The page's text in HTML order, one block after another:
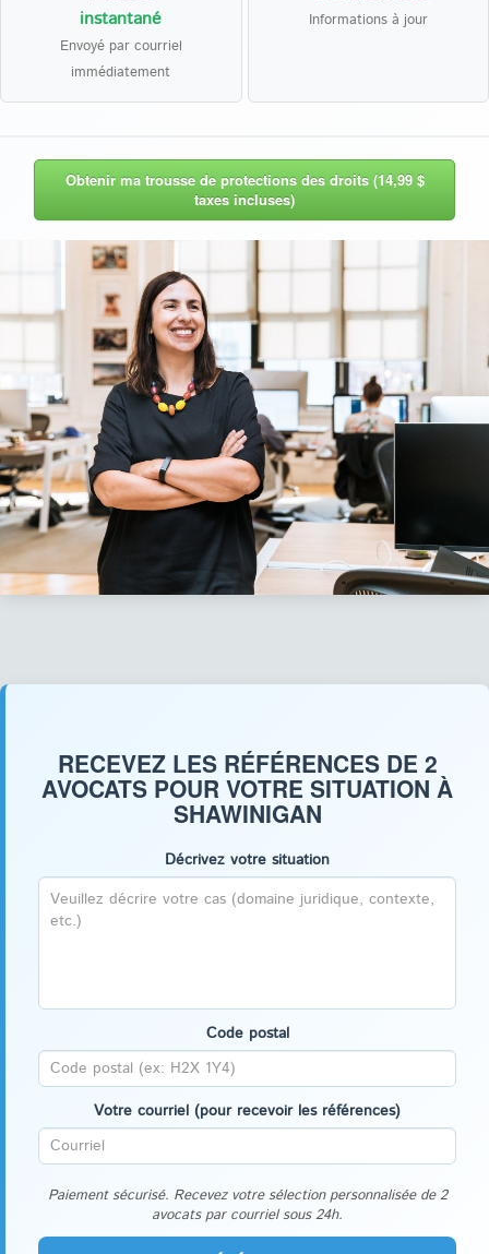
instantané
Envoyé par courriel
immédiatement
Informations à jour
Obtenir ma trousse de protections des droits (14,99 $
taxes incluses)
RECEVEZ LES RÉFÉRENCES DE 2
AVOCATS POUR VOTRE SITUATION À
SHAWINIGAN
Décrivez votre situation
Code postal
Votre courriel (pour recevoir les références)
Paiement sécurisé. Recevez votre sélection personnalisée de 2
avocats par courriel sous 24h.